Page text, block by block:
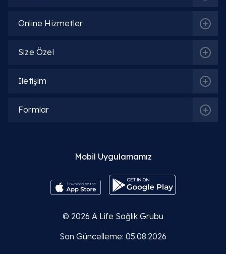
İlgili Bölümler
Genel Cerrahi
Online Hizmetler
Size Özel
İletişim
Formlar
Mobil Uygulamamız
© 2026 A Life Sağlık Grubu
Son Güncelleme: 05.08.2026